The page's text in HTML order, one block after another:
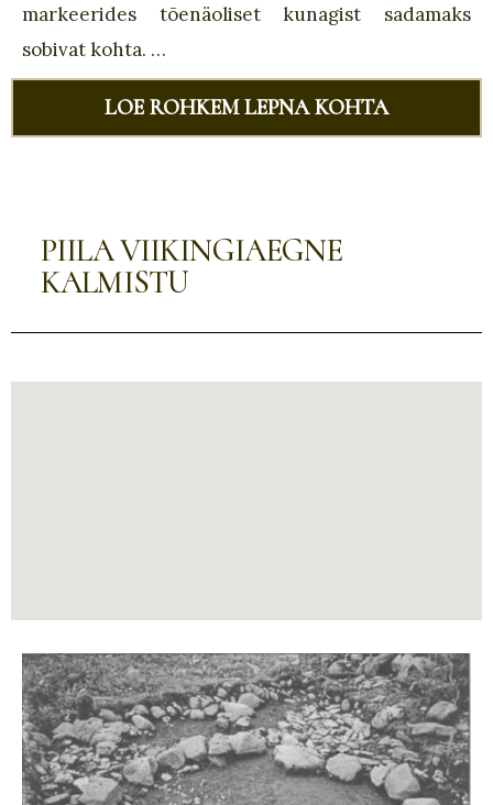
markeerides tõenäoliset kunagist sadamaks
sobivat kohta. …
LOE ROHKEM LEPNA KOHTA
PIILA VIIKINGIAEGNE
KALMISTU